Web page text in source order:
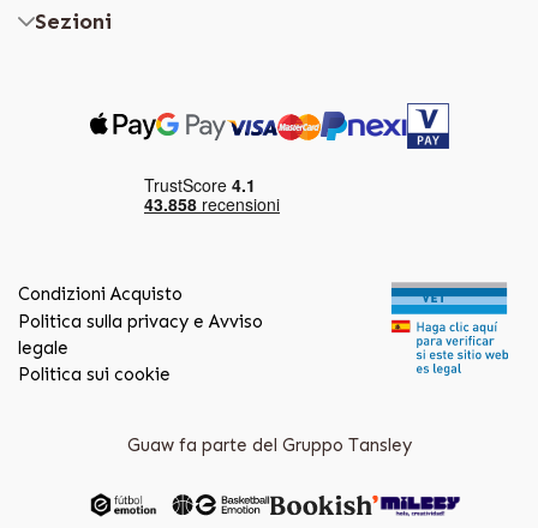
Sezioni
Condizioni Acquisto
Politica sulla privacy e Avviso
legale
Politica sui cookie
Guaw fa parte del Gruppo Tansley